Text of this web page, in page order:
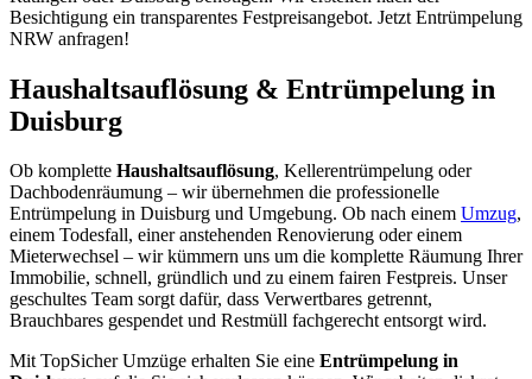
Besichtigung ein transparentes Festpreisangebot. Jetzt Entrümpelung
NRW anfragen!
Haushaltsauflösung & Entrümpelung in
Duisburg
Ob komplette Haushaltsauflösung, Kellerentrümpelung oder
Dachbodenräumung – wir übernehmen die professionelle
Entrümpelung in Duisburg und Umgebung. Ob nach einem Umzug,
einem Todesfall, einer anstehenden Renovierung oder einem
Mieterwechsel – wir kümmern uns um die komplette Räumung Ihrer
Immobilie, schnell, gründlich und zu einem fairen Festpreis. Unser
geschultes Team sorgt dafür, dass Verwertbares getrennt,
Brauchbares gespendet und Restmüll fachgerecht entsorgt wird.
Mit TopSicher Umzüge erhalten Sie eine Entrümpelung in